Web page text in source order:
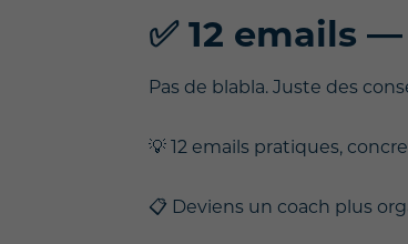
✅ 12 emails
Pas de blabla. Juste des
💡 12 emails pratiques,
📋 Deviens un coach plus